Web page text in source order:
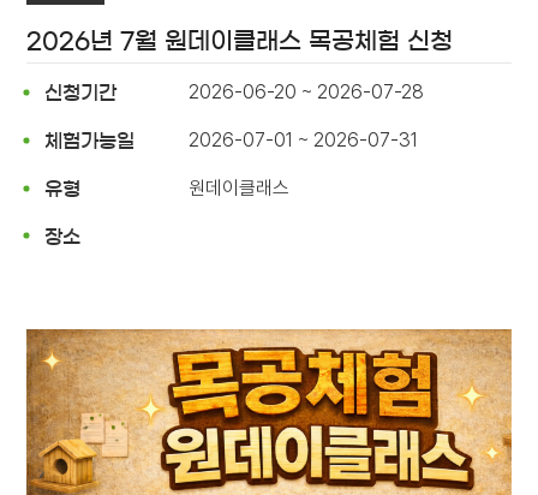
2026년 7월 원데이클래스 목공체험 신청
신청기간 2026-06-20 ~ 2026-07-28
체험가능일 2026-07-01 ~ 2026-07-31
유형 원데이클래스
장소